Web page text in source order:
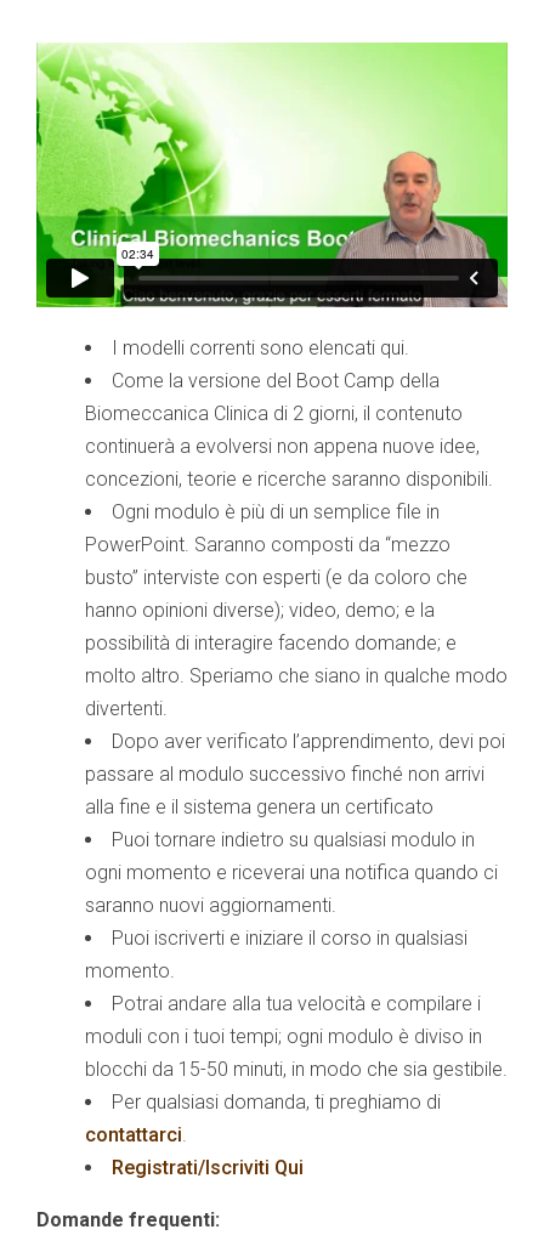
I modelli correnti sono elencati qui.
Come la versione del Boot Camp della
Biomeccanica Clinica di 2 giorni, il contenuto
continuerà a evolversi non appena nuove idee,
concezioni, teorie e ricerche saranno disponibili.
Ogni modulo è più di un semplice file in
PowerPoint. Saranno composti da “mezzo
busto” interviste con esperti (e da coloro che
hanno opinioni diverse); video, demo; e la
possibilità di interagire facendo domande; e
molto altro. Speriamo che siano in qualche modo
divertenti.
Dopo aver verificato l’apprendimento, devi poi
passare al modulo successivo finché non arrivi
alla fine e il sistema genera un certificato
Puoi tornare indietro su qualsiasi modulo in
ogni momento e riceverai una notifica quando ci
saranno nuovi aggiornamenti.
Puoi iscriverti e iniziare il corso in qualsiasi
momento.
Potrai andare alla tua velocità e compilare i
moduli con i tuoi tempi; ogni modulo è diviso in
blocchi da 15-50 minuti, in modo che sia gestibile.
Per qualsiasi domanda, ti preghiamo di
contattarci.
Registrati/Iscriviti Qui
Domande frequenti: